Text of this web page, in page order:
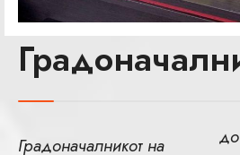
Градоначалникот на